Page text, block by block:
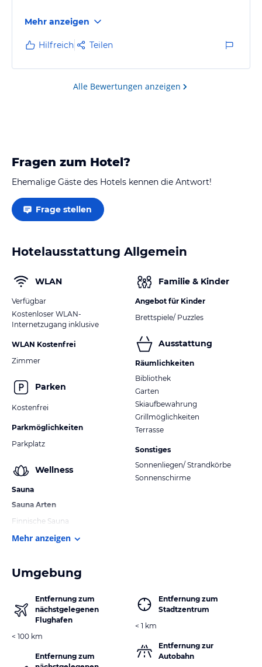
Mehr anzeigen
Hilfreich Teilen
Alle Bewertungen anzeigen
Fragen zum Hotel?
Ehemalige Gäste des Hotels kennen die Antwort!
Frage stellen
Hotelausstattung Allgemein
WLAN
Verfügbar
Kostenloser WLAN-
Internetzugang inklusive
WLAN Kostenfrei
Zimmer
Parken
Kostenfrei
Parkmöglichkeiten
Parkplatz
Wellness
Sauna
Sauna Arten
Finnische Sauna
Familie & Kinder
Angebot für Kinder
Brettspiele/ Puzzles
Ausstattung
Räumlichkeiten
Bibliothek
Garten
Skiaufbewahrung
Grillmöglichkeiten
Terrasse
Sonstiges
Sonnenliegen/ Strandkörbe
Sonnenschirme
Mehr anzeigen
Umgebung
Entfernung zum
nächstgelegenen
Flughafen
< 100 km
Entfernung zum
Entfernung zum
Stadtzentrum
< 1 km
Entfernung zur
Autobahn